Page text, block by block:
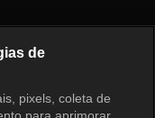
de
pixels, coleta de